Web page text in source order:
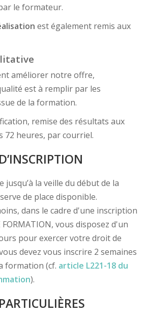
le formateur.
est également remis aux
améliorer notre offre,
est à remplir par les
de la formation.
remise des résultats aux
72 heures, par courriel.
la veille du début de la
de place disponible.
dans le cadre d'une inscription
vous disposez d'un
pour exercer votre droit de
devez vous inscrire 2 semaines
formation (cf. article L221-18 du
).